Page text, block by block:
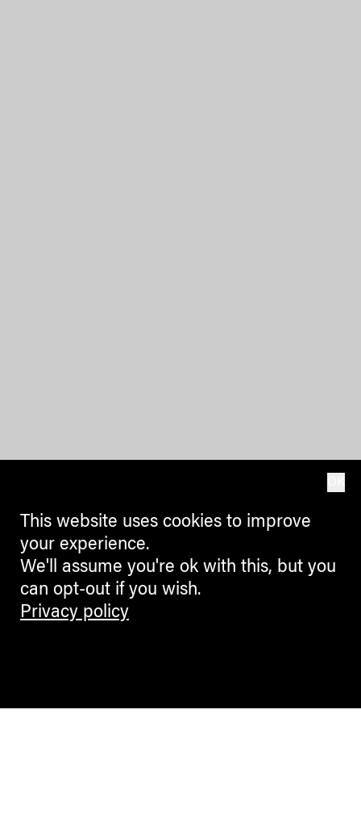
This website uses cookies to improve
your experience.
We'll assume you're ok with this, but you
can opt-out if you wish.
Privacy policy